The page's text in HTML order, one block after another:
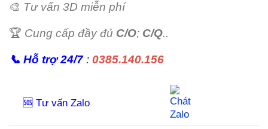
🎨 Tư vấn 3D miễn phí
🏆 Cung cấp đầy đủ C/O; C/Q..
📞 Hỗ trợ 24/7: 0385.140.156
🆘 Tư vấn Zalo